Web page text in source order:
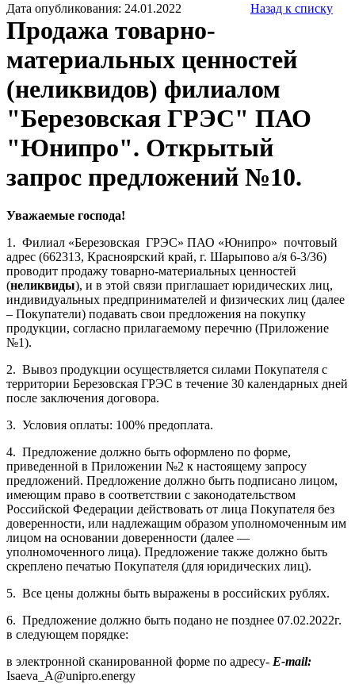
Дата опубликования: 24.01.2022 Назад к списку
Продажа товарно-
материальных ценностей
(неликвидов) филиалом
"Березовская ГРЭС" ПАО
"Юнипро". Открытый
запрос предложений №10.
Уважаемые господа!
1. Филиал «Березовская ГРЭС» ПАО «Юнипро» почтовый
адрес (662313, Красноярский край, г. Шарыпово а/я 6-3/36)
проводит продажу товарно-материальных ценностей
(неликвиды), и в этой связи приглашает юридических лиц,
индивидуальных предпринимателей и физических лиц (далее
– Покупатели) подавать свои предложения на покупку
продукции, согласно прилагаемому перечню (Приложение
№1).
2. Вывоз продукции осуществляется силами Покупателя с
территории Березовская ГРЭС в течение 30 календарных дней
после заключения договора.
3. Условия оплаты: 100% предоплата.
4. Предложение должно быть оформлено по форме,
приведенной в Приложении №2 к настоящему запросу
предложений. Предложение должно быть подписано лицом,
имеющим право в соответствии с законодательством
Российской Федерации действовать от лица Покупателя без
доверенности, или надлежащим образом уполномоченным им
лицом на основании доверенности (далее —
уполномоченного лица). Предложение также должно быть
скреплено печатью Покупателя (для юридических лиц).
5. Все цены должны быть выражены в российских рублях.
6. Предложение должно быть подано не позднее 07.02.2022г.
в следующем порядке:
в электронной сканированной форме по адресу- E-mail:
Isaeva_A@unipro.energy